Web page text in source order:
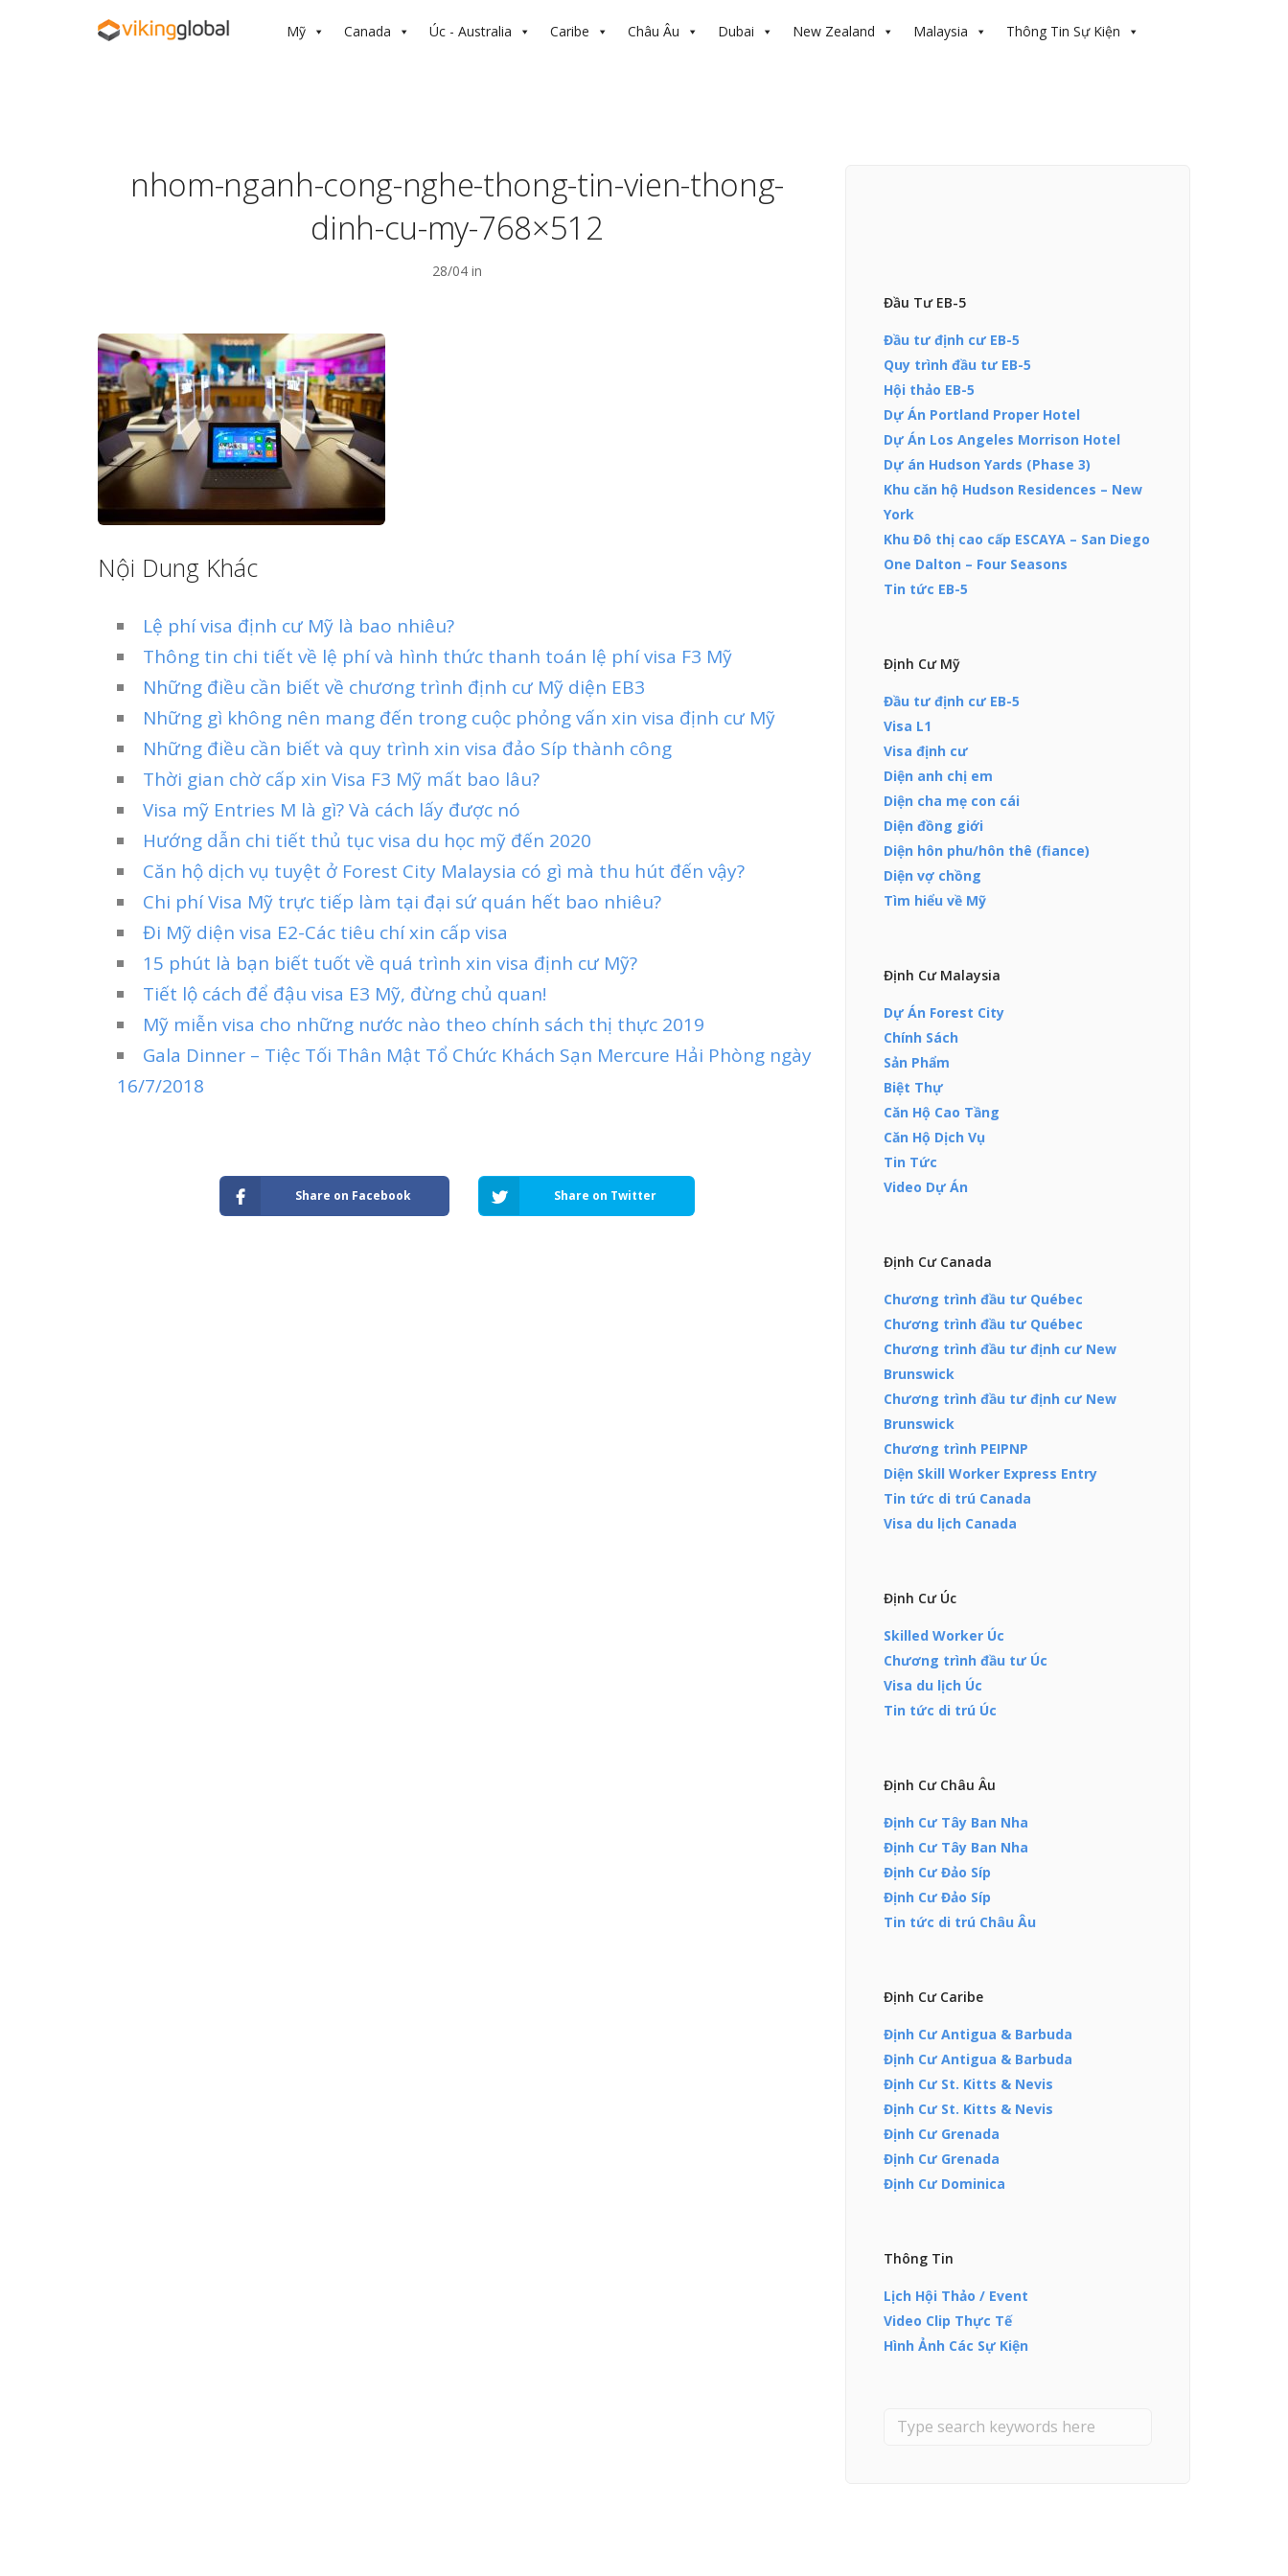
Mỹ Canada Úc - Australia Caribe Châu Âu Dubai New Zealand Malaysia Thông Tin Sự Kiện
nhom-nganh-cong-nghe-thong-tin-vien-thong-
dinh-cu-my-768×512
28/04 in
Nội Dung Khác
Lệ phí visa định cư Mỹ là bao nhiêu?
Thông tin chi tiết về lệ phí và hình thức thanh toán lệ phí visa F3 Mỹ
Những điều cần biết về chương trình định cư Mỹ diện EB3
Những gì không nên mang đến trong cuộc phỏng vấn xin visa định cư Mỹ
Những điều cần biết và quy trình xin visa đảo Síp thành công
Thời gian chờ cấp xin Visa F3 Mỹ mất bao lâu?
Visa mỹ Entries M là gì? Và cách lấy được nó
Hướng dẫn chi tiết thủ tục visa du học mỹ đến 2020
Căn hộ dịch vụ tuyệt ở Forest City Malaysia có gì mà thu hút đến vậy?
Chi phí Visa Mỹ trực tiếp làm tại đại sứ quán hết bao nhiêu?
Đi Mỹ diện visa E2-Các tiêu chí xin cấp visa
15 phút là bạn biết tuốt về quá trình xin visa định cư Mỹ?
Tiết lộ cách để đậu visa E3 Mỹ, đừng chủ quan!
Mỹ miễn visa cho những nước nào theo chính sách thị thực 2019
Gala Dinner – Tiệc Tối Thân Mật Tổ Chức Khách Sạn Mercure Hải Phòng ngày
16/7/2018
Share on Facebook Share on Twitter
Đầu Tư EB-5
Đầu tư định cư EB-5
Quy trình đầu tư EB-5
Hội thảo EB-5
Dự Án Portland Proper Hotel
Dự Án Los Angeles Morrison Hotel
Dự án Hudson Yards (Phase 3)
Khu căn hộ Hudson Residences – New
York
Khu Đô thị cao cấp ESCAYA – San Diego
One Dalton – Four Seasons
Tin tức EB-5
Định Cư Mỹ
Đầu tư định cư EB-5
Visa L1
Visa định cư
Diện anh chị em
Diện cha mẹ con cái
Diện đồng giới
Diện hôn phu/hôn thê (fiance)
Diện vợ chồng
Tìm hiểu về Mỹ
Định Cư Malaysia
Dự Án Forest City
Chính Sách
Sản Phẩm
Biệt Thự
Căn Hộ Cao Tầng
Căn Hộ Dịch Vụ
Tin Tức
Video Dự Án
Định Cư Canada
Chương trình đầu tư Québec
Chương trình đầu tư Québec
Chương trình đầu tư định cư New
Brunswick
Chương trình đầu tư định cư New
Brunswick
Chương trình PEIPNP
Diện Skill Worker Express Entry
Tin tức di trú Canada
Visa du lịch Canada
Định Cư Úc
Skilled Worker Úc
Chương trình đầu tư Úc
Visa du lịch Úc
Tin tức di trú Úc
Định Cư Châu Âu
Định Cư Tây Ban Nha
Định Cư Tây Ban Nha
Định Cư Đảo Síp
Định Cư Đảo Síp
Tin tức di trú Châu Âu
Định Cư Caribe
Định Cư Antigua & Barbuda
Định Cư Antigua & Barbuda
Định Cư St. Kitts & Nevis
Định Cư St. Kitts & Nevis
Định Cư Grenada
Định Cư Grenada
Định Cư Dominica
Thông Tin
Lịch Hội Thảo / Event
Video Clip Thực Tế
Hình Ảnh Các Sự Kiện